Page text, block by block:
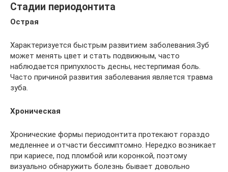
Стадии периодонтита
Острая
Характеризуется быстрым развитием заболевания.Зуб
может менять цвет и стать подвижным, часто
наблюдается припухлость десны, нестерпимая боль.
Часто причиной развития заболевания является травма
зуба.
Хроническая
Хронические формы периодонтита протекают гораздо
медленнее и отчасти бессимптомно. Нередко возникает
при кариесе, под пломбой или коронкой, поэтому
визуально обнаружить болезнь бывает довольно